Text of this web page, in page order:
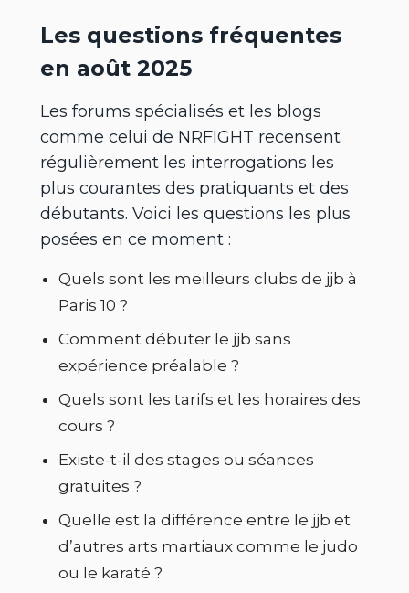
Les questions fréquentes
en août 2025
Les forums spécialisés et les blogs
comme celui de NRFIGHT recensent
régulièrement les interrogations les
plus courantes des pratiquants et des
débutants. Voici les questions les plus
posées en ce moment :
Quels sont les meilleurs clubs de jjb à
Paris 10 ?
Comment débuter le jjb sans
expérience préalable ?
Quels sont les tarifs et les horaires des
cours ?
Existe-t-il des stages ou séances
gratuites ?
Quelle est la différence entre le jjb et
d’autres arts martiaux comme le judo
ou le karaté ?